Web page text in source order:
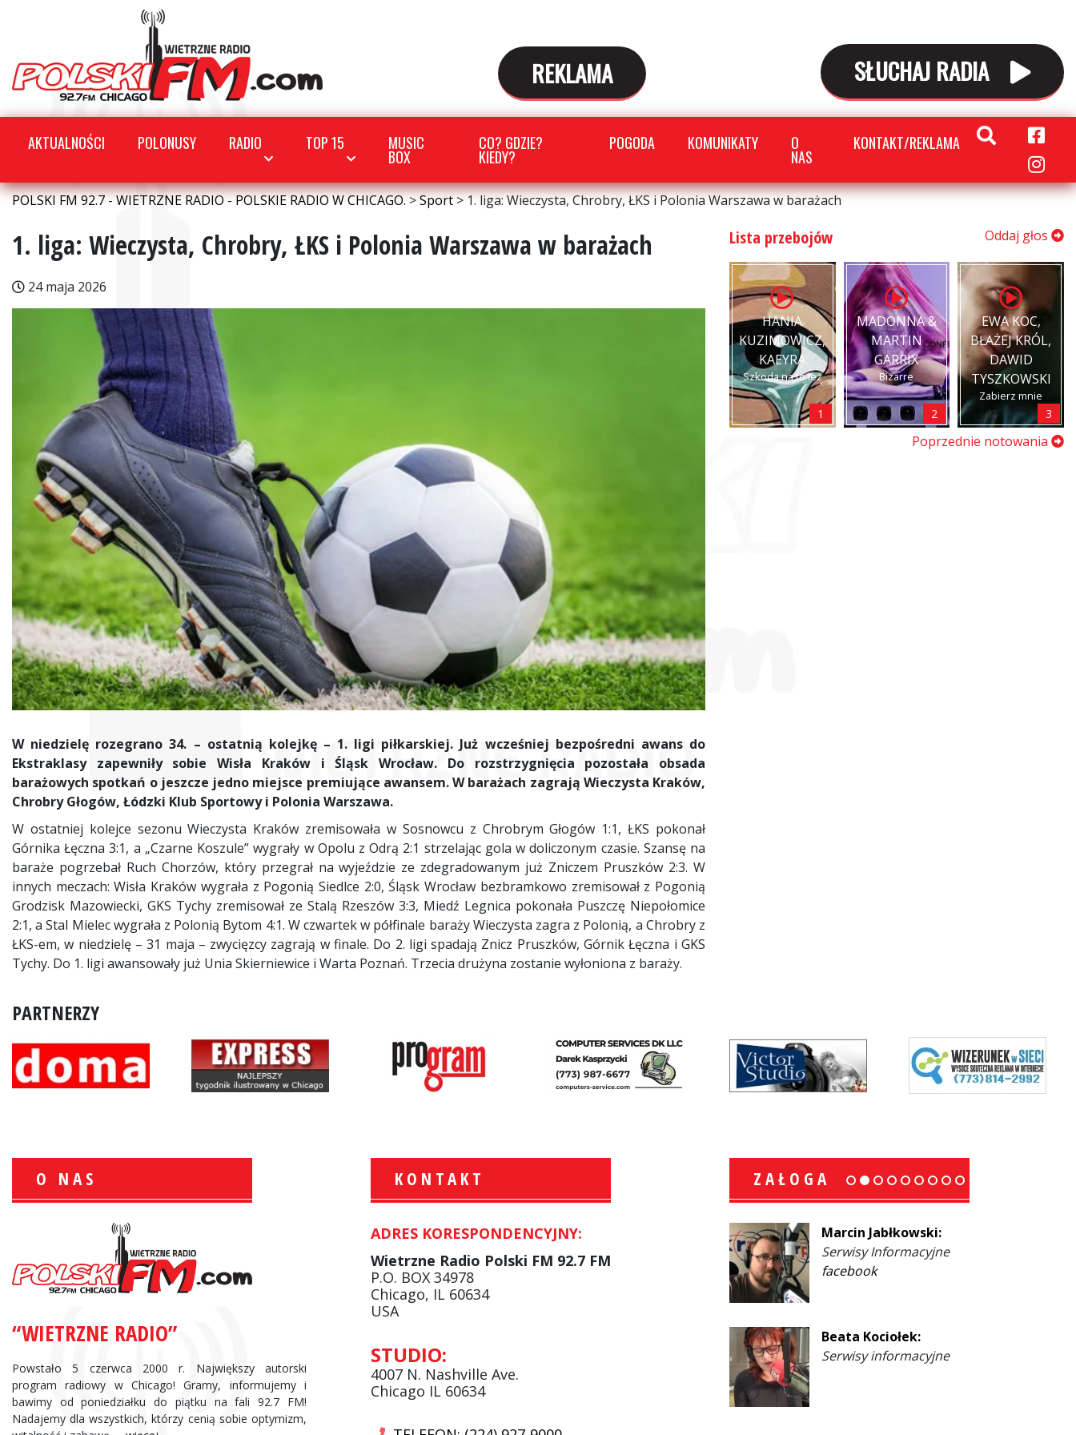
REKLAMA SŁUCHAJ RADIA
AKTUALNOŚCI POLONUSY RADIO TOP 15 MUSIC
BOX
CO? GDZIE?
KIEDY?
POGODA KOMUNIKATY O
NAS
KONTAKT/REKLAMA
POLSKI FM 92.7 - WIETRZNE RADIO - POLSKIE RADIO W CHICAGO.>Sport>1. liga: Wieczysta, Chrobry, ŁKS i Polonia Warszawa w barażach
1. liga: Wieczysta, Chrobry, ŁKS i Polonia Warszawa w barażach
24 maja 2026
W niedzielę rozegrano 34. – ostatnią kolejkę – 1. ligi piłkarskiej. Już wcześniej bezpośredni awans do
Ekstraklasy zapewniły sobie Wisła Kraków i Śląsk Wrocław. Do rozstrzygnięcia pozostała obsada
barażowych spotkań o jeszcze jedno miejsce premiujące awansem. W barażach zagrają Wieczysta Kraków,
Chrobry Głogów, Łódzki Klub Sportowy i Polonia Warszawa.
W ostatniej kolejce sezonu Wieczysta Kraków zremisowała w Sosnowcu z Chrobrym Głogów 1:1, ŁKS pokonał
Górnika Łęczna 3:1, a „Czarne Koszule” wygrały w Opolu z Odrą 2:1 strzelając gola w doliczonym czasie. Szansę na
baraże pogrzebał Ruch Chorzów, który przegrał na wyjeździe ze zdegradowanym już Zniczem Pruszków 2:3. W
innych meczach: Wisła Kraków wygrała z Pogonią Siedlce 2:0, Śląsk Wrocław bezbramkowo zremisował z Pogonią
Grodzisk Mazowiecki, GKS Tychy zremisował ze Stalą Rzeszów 3:3, Miedź Legnica pokonała Puszczę Niepołomice
2:1, a Stal Mielec wygrała z Polonią Bytom 4:1. W czwartek w półfinale baraży Wieczysta zagra z Polonią, a Chrobry z
ŁKS-em, w niedzielę – 31 maja – zwycięzcy zagrają w finale. Do 2. ligi spadają Znicz Pruszków, Górnik Łęczna i GKS
Tychy. Do 1. ligi awansowały już Unia Skierniewice i Warta Poznań. Trzecia drużyna zostanie wyłoniona z baraży.
Lista przebojów Oddaj głos
HANIA
KUZIMOWICZ,
KAEYRA
Szkoda na to łez
1
MADONNA &
MARTIN
GARRIX
Bizarre
2
EWA KOC,
BŁAŻEJ KRÓL,
DAWID
TYSZKOWSKI
Zabierz mnie
3
Poprzednie notowania
PARTNERZY
O NAS
“WIETRZNE RADIO”
Powstało 5 czerwca 2000 r. Największy autorski
program radiowy w Chicago! Gramy, informujemy i
bawimy od poniedziałku do piątku na fali 92.7 FM!
Nadajemy dla wszystkich, którzy cenią sobie optymizm,
KONTAKT
ADRES KORESPONDENCYJNY:
Wietrzne Radio Polski FM 92.7 FM
P.O. BOX 34978
Chicago, IL 60634
USA
STUDIO:
4007 N. Nashville Ave.
Chicago IL 60634
ZAŁOGA
Informacje Giełdowe
Krzysztof Wawer:
Komentator
facebook
Marcin Jabłkowski:
Serwisy Informacyjne
facebook
Beata Kociołek:
Serwisy informacyjne